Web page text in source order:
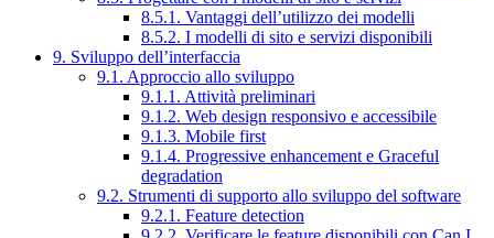
8.5.1. Vantaggi dell’utilizzo dei modelli
8.5.2. I modelli di sito e servizi disponibili
9. Sviluppo dell’interfaccia
9.1. Approccio allo sviluppo
9.1.1. Attività preliminari
9.1.2. Web design responsivo e accessibile
9.1.3. Mobile first
9.1.4. Progressive enhancement e Graceful
degradation
9.2. Strumenti di supporto allo sviluppo del software
9.2.1. Feature detection